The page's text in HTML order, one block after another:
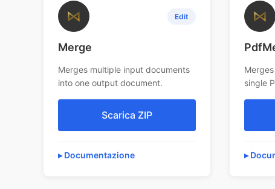
⋈ Edit
Merge
Merges multiple input documents
into one output document.
Scarica ZIP
Documentazione
⋈
single